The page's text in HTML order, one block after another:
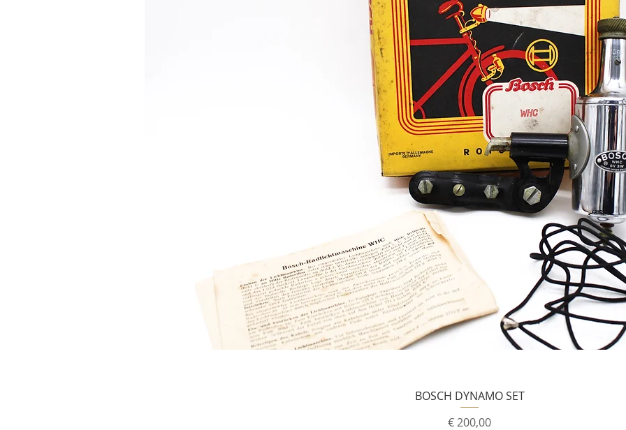
BOSCH DYNAMO SET
Prijs
€ 200,00